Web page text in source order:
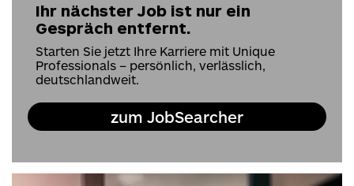
Ihr nächster Job ist nur ein
Gespräch entfernt.
Starten Sie jetzt Ihre Karriere mit Unique
Professionals – persönlich, verlässlich,
deutschlandweit.
zum JobSearcher